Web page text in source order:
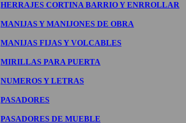
HERRAJES CORTINA BARRIO Y ENRROLLAR
MANIJAS Y MANIJONES DE OBRA
MANIJAS FIJAS Y VOLCABLES
MIRILLAS PARA PUERTA
NUMEROS Y LETRAS
PASADORES
PASADORES DE MUEBLE